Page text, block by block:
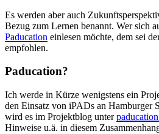
Es werden aber auch
Bezug zum Lernen benannt. Wer sich
Paducation einlesen möchte, dem sei
empfohlen.
Paducation?
Ich werde in Kürze wenigstens ein
den Einsatz von iPADs an Hamburger
wird es im Projektblog unter
Hinweise u.ä. in diesem